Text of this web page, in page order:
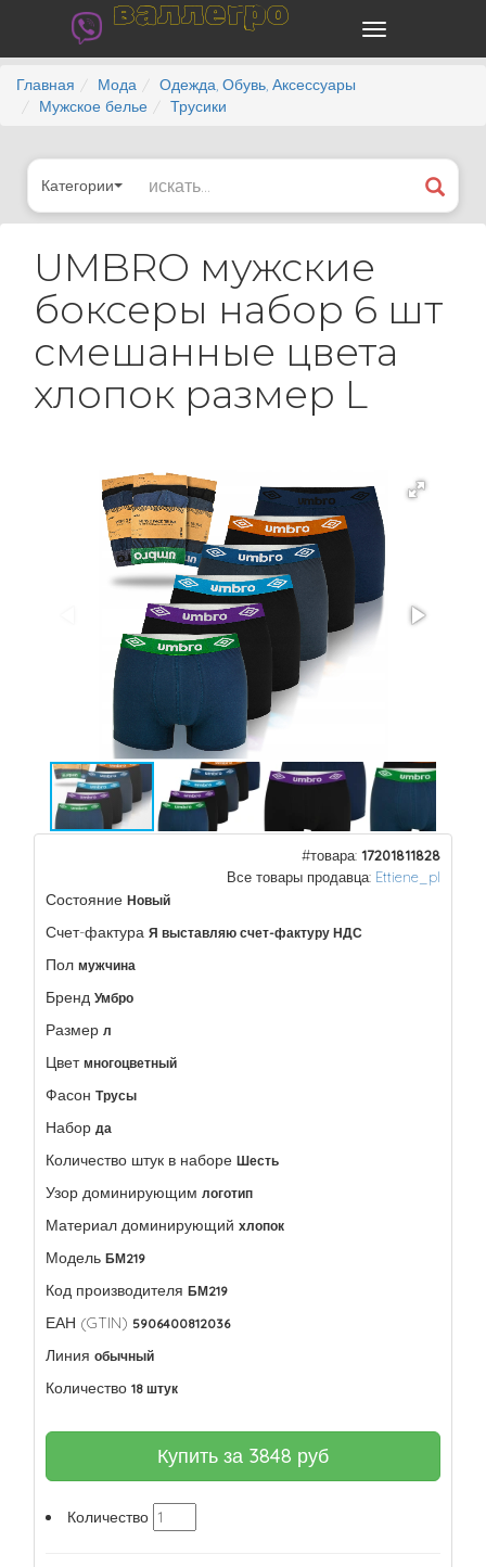
валлегро
Главная Мода
Одежда, Обувь, Аксессуары
Мужское белье
Трусики
Категории
UMBRO мужские
боксеры набор 6 шт
смешанные цвета
хлопок размер L
#товара: 17201811828
Все товары продавца: Ettiene_pl
Состояние Новый
Счет-фактура Я выставляю счет-фактуру НДС
Пол мужчина
Бренд Умбро
Размер л
Цвет многоцветный
Фасон Трусы
Набор да
Количество штук в наборе Шесть
Узор доминирующим логотип
Материал доминирующий хлопок
Модель БМ219
Код производителя БМ219
ЕАН (GTIN) 5906400812036
Линия обычный
Количество 18 штук
Купить за 3848 руб
Количество